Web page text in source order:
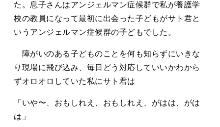
た。息子さんはアンジェルマン症候群で私が養護学
校の教員になって最初に出会った子どもがサト君と
いうアンジェルマン症候群の子どもでした。
障がいのある子どものことを何も知らずにいきな
り現場に飛び込み、毎日どう対応していいかわから
ずオロオロしていた私にサト君は
「いや〜、おもしれえ、おもしれえ、がはは、がは
は」